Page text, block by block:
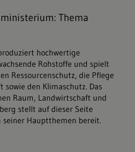
Thema
hochwertige
Rohstoffe und spielt
Ressourcenschutz, die Pflege
den Klimaschutz. Das
Raum, Landwirtschaft und
stellt auf dieser Seite
seiner Hauptthemen bereit.